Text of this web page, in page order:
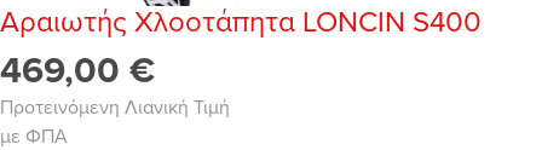
Αραιωτής Χλοοτάπητα LONCIN S400
469,00 €
Προτεινόμενη Λιανική Τιμή
με ΦΠΑ